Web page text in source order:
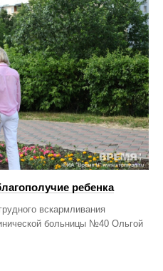
ребенка
вскармливания
больницы №40 Ольгой